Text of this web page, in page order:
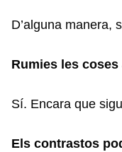
D’alguna manera,
Rumies les
Sí. Encara que
Els contrastos